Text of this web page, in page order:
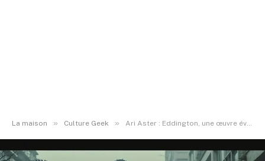
La maison » Culture Geek » Ari Aster : Eddington, une œuvre évoquant le temps de la COVID et nos inaptitudes à digérer ce moment